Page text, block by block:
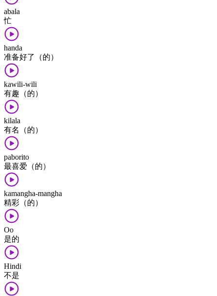
abala
忙
handa
准备好了（的）
kawili-wili
有趣（的）
kilala
有名（的）
paborito
最喜爱（的）
kamangha-mangha
精彩（的）
Oo
是​的
Hindi
不​是